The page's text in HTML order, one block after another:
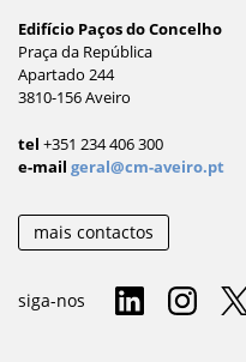
Edifício Paços do Concelho
Praça da República
Apartado 244
3810-156 Aveiro
tel +351 234 406 300
e-mail geral@cm-aveiro.pt
mais contactos
siga-nos